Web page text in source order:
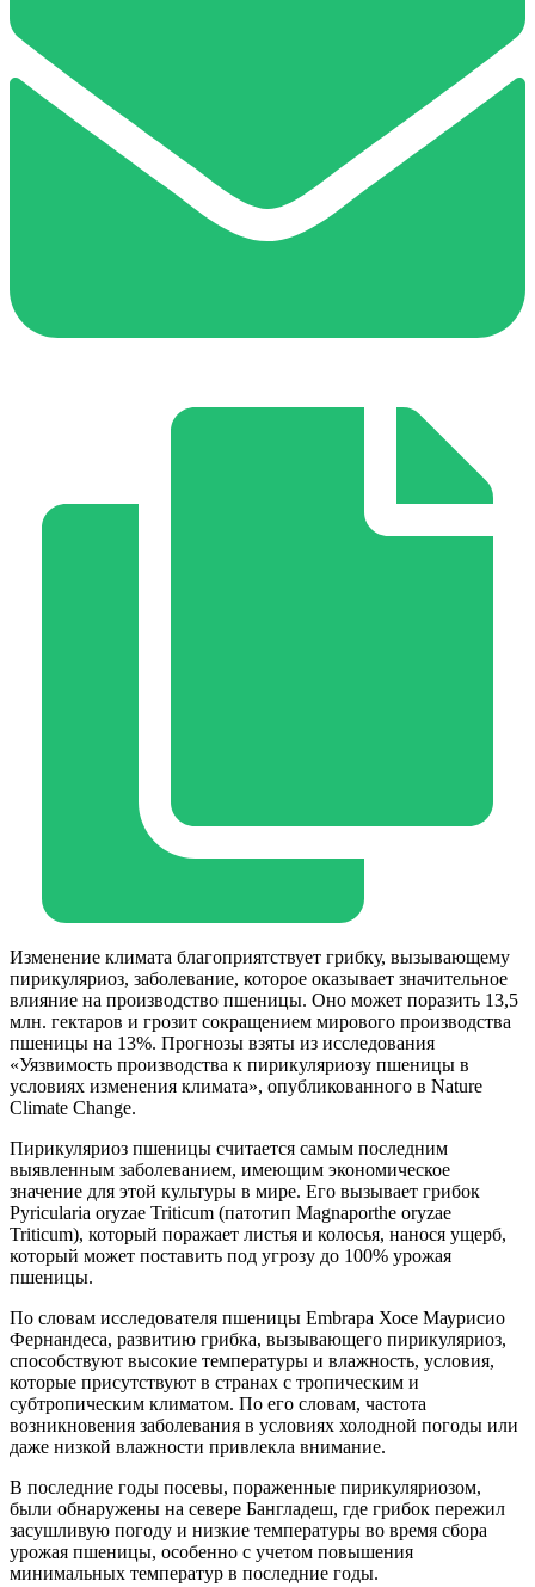
Изменение климата благоприятствует грибку, вызывающему
пирикуляриоз, заболевание, которое оказывает значительное
влияние на производство пшеницы. Оно может поразить 13,5
млн. гектаров и грозит сокращением мирового производства
пшеницы на 13%. Прогнозы взяты из исследования
«Уязвимость производства к пирикуляриозу пшеницы в
условиях изменения климата», опубликованного в Nature
Climate Change.
Пирикуляриоз пшеницы считается самым последним
выявленным заболеванием, имеющим экономическое
значение для этой культуры в мире. Его вызывает грибок
Pyricularia oryzae Triticum (патотип Magnaporthe oryzae
Triticum), который поражает листья и колосья, нанося ущерб,
который может поставить под угрозу до 100% урожая
пшеницы.
По словам исследователя пшеницы Embrapa Хосе Маурисио
Фернандеса, развитию грибка, вызывающего пирикуляриоз,
способствуют высокие температуры и влажность, условия,
которые присутствуют в странах с тропическим и
субтропическим климатом. По его словам, частота
возникновения заболевания в условиях холодной погоды или
даже низкой влажности привлекла внимание.
В последние годы посевы, пораженные пирикуляриозом,
были обнаружены на севере Бангладеш, где грибок пережил
засушливую погоду и низкие температуры во время сбора
урожая пшеницы, особенно с учетом повышения
минимальных температур в последние годы.